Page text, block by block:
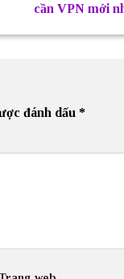
cần VPN mới
đánh dấu *